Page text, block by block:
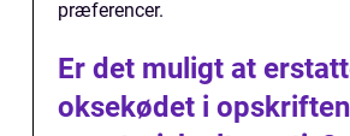
præferencer.
Er det muligt at
oksekødet i